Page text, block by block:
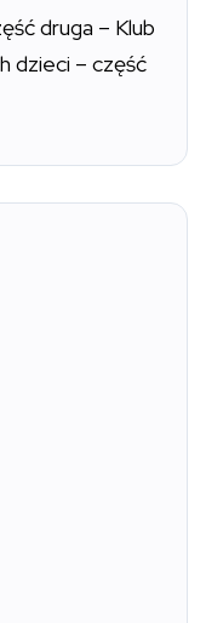
druga – Klub
dzieci – część